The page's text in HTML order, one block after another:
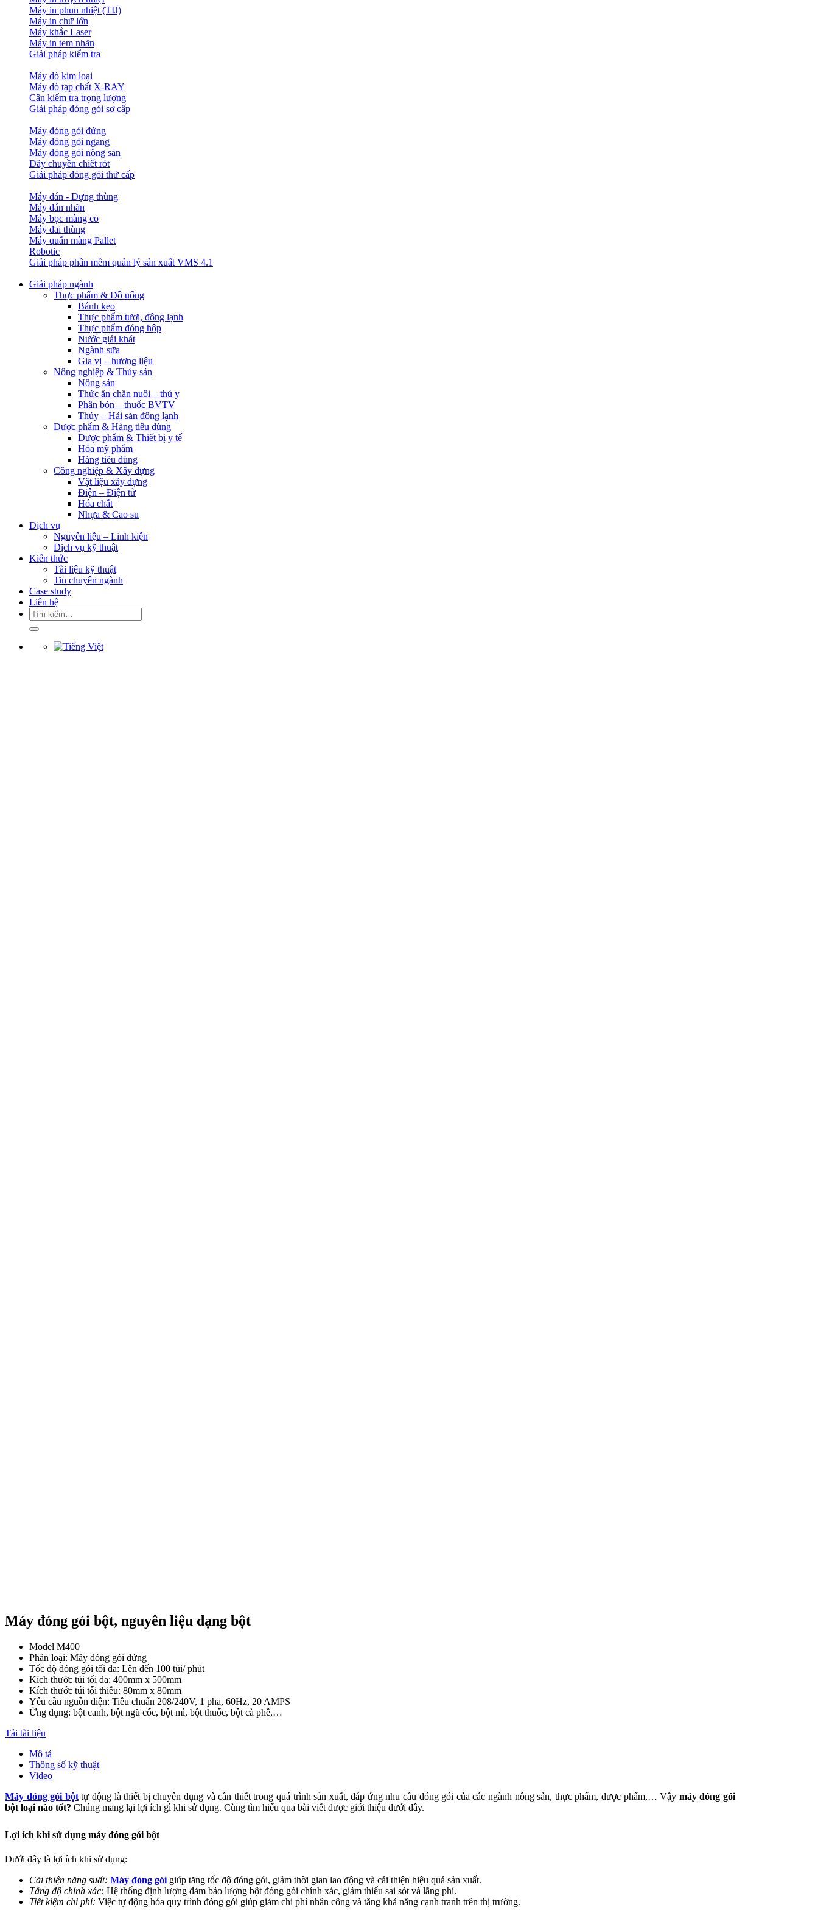
Máy in phun nhiệt (TIJ)
Máy in chữ lớn
Máy khắc Laser
Máy in tem nhãn
Giải pháp kiểm tra
Máy dò kim loại
Máy dò tạp chất X-RAY
Cân kiểm tra trọng lượng
Giải pháp đóng gói sơ cấp
Máy đóng gói đứng
Máy đóng gói ngang
Máy đóng gói nông sản
Dây chuyền chiết rót
Giải pháp đóng gói thứ cấp
Máy dán - Dựng thùng
Máy dán nhãn
Máy bọc màng co
Máy đai thùng
Máy quấn màng Pallet
Robotic
Giải pháp phần mềm quản lý sản xuất VMS 4.1
Giải pháp ngành
Thực phẩm & Đồ uống
Bánh kẹo
Thực phẩm tươi, đông lạnh
Thực phẩm đóng hộp
Nước giải khát
Ngành sữa
Gia vị – hương liệu
Nông nghiệp & Thủy sản
Nông sản
Thức ăn chăn nuôi – thú y
Phân bón – thuốc BVTV
Thủy – Hải sản đông lạnh
Dược phẩm & Hàng tiêu dùng
Dược phẩm & Thiết bị y tế
Hóa mỹ phẩm
Hàng tiêu dùng
Công nghiệp & Xây dựng
Vật liệu xây dựng
Điện – Điện tử
Hóa chất
Nhựa & Cao su
Dịch vụ
Nguyên liệu – Linh kiện
Dịch vụ kỹ thuật
Kiến thức
Tài liệu kỹ thuật
Tin chuyên ngành
Case study
Liên hệ
Tìm
kiếm:
Máy đóng gói bột, nguyên liệu dạng bột
Model M400
Phân loại: Máy đóng gói đứng
Tốc độ đóng gói tối đa: Lên đến 100 túi/ phút
Kích thước túi tối đa: 400mm x 500mm
Kích thước túi tối thiểu: 80mm x 80mm
Yêu cầu nguồn điện: Tiêu chuẩn 208/240V, 1 pha, 60Hz, 20 AMPS
Ứng dụng: bột canh, bột ngũ cốc, bột mì, bột thuốc, bột cà phê,…
Tải tài liệu
Mô tả
Thông số kỹ thuật
Video
Máy đóng gói bộttự động là thiết bị chuyên dụng và cần thiết trong quá trình sản xuất, đáp ứng nhu cầu đóng gói của các ngành nông sản, thực phẩm, dược phẩm,… Vậy máy đóng gói
bột loại nào tốt? Chúng mang lại lợi ích gì khi sử dụng. Cùng tìm hiểu qua bài viết được giới thiệu dưới đây.
Lợi ích khi sử dụng máy đóng gói bột
Dưới đây là lợi ích khi sử dụng:
Cải thiện năng suất: Máy đóng gói giúp tăng tốc độ đóng gói, giảm thời gian lao động và cải thiện hiệu quả sản xuất.
Tăng độ chính xác: Hệ thống định lượng đảm bảo lượng bột đóng gói chính xác, giảm thiểu sai sót và lãng phí.
Tiết kiệm chi phí: Việc tự động hóa quy trình đóng gói giúp giảm chi phí nhân công và tăng khả năng cạnh tranh trên thị trường.